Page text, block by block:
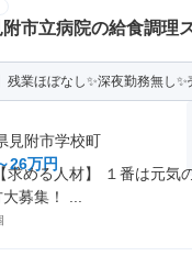
市立病院の給食調理
残業ほぼなし✨深夜勤務無し
見附市学校町
26万円
求める人材】 １番は元気
募集！ ...